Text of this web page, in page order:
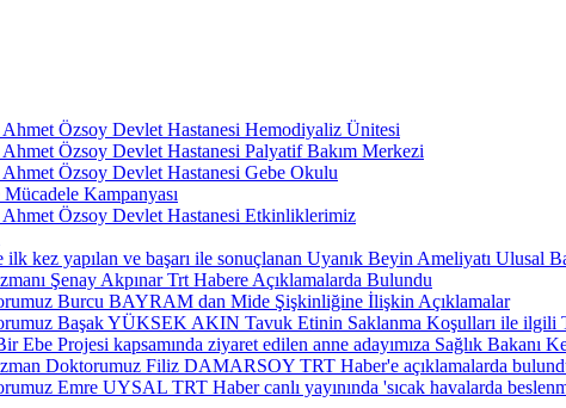
Ahmet Özsoy Devlet Hastanesi Hemodiyaliz Ünitesi
Ahmet Özsoy Devlet Hastanesi Palyatif Bakım Merkezi
Ahmet Özsoy Devlet Hastanesi Gebe Okulu
Kampanyası
Ahmet Özsoy Devlet Hastanesi Etkinliklerimiz
ilk kez yapılan ve başarı ile sonuçlanan Uyanık Beyin Ameliyatı Ulusal
Şenay Akpınar Trt Habere Açıklamalarda Bulundu
Burcu BAYRAM dan Mide Şişkinliğine İlişkin Açıklamalar
Başak YÜKSEK AKIN Tavuk Etinin Saklanma Koşulları ile ilgili
Ebe Projesi kapsamında ziyaret edilen anne adayımıza Sağlık
Doktorumuz Filiz DAMARSOY TRT Haber'e açıklamalarda
Emre UYSAL TRT Haber canlı yayınında 'sıcak havalarda